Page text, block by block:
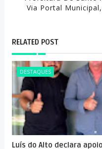
Via Portal
RELATED POST
DESTAQUES
Luís do Alto declara